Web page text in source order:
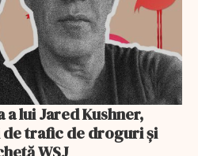
lui Jared Kushner,
trafic de droguri și